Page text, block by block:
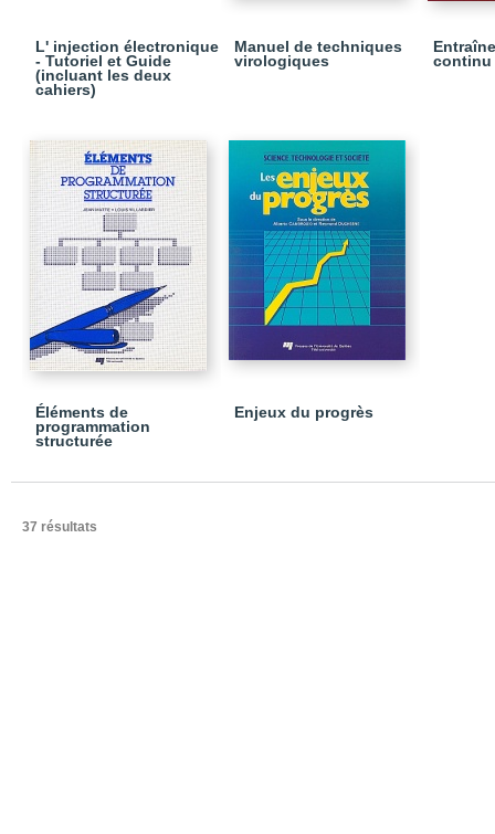
L' injection électronique
- Tutoriel et Guide
(incluant les deux
cahiers)
Manuel de techniques
virologiques
continu
Éléments de
programmation
structurée
Enjeux du progrès
37 résultats